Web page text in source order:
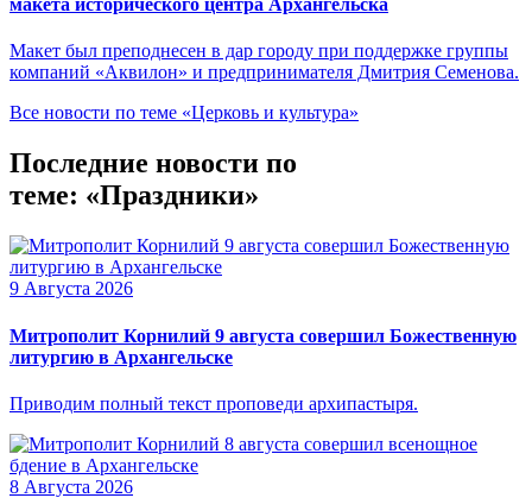
макета исторического центра Архангельска
Макет был преподнесен в дар городу при поддержке группы
компаний «Аквилон» и предпринимателя Дмитрия Семенова.
Все новости по теме «Церковь и культура»
Последние новости по
теме: «Праздники»
9 Августа 2026
Митрополит Корнилий 9 августа совершил Божественную
литургию в Архангельске
Приводим полный текст проповеди архипастыря.
8 Августа 2026